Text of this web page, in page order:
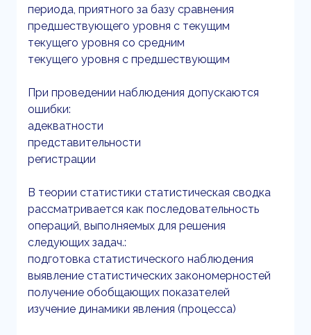
периода, приятного за базу сравнения
предшествующего уровня с текущим
текущего уровня со средним
текущего уровня с предшествующим
При проведении наблюдения допускаются
ошибки:
адекватности
представительности
регистрации
В теории статистики статистическая сводка
рассматривается как последовательность
операций, выполняемых для решения
следующих задач.:
подготовка статистического наблюдения
выявление статистических закономерностей
получение обобщающих показателей
изучение динамики явления (процесса)